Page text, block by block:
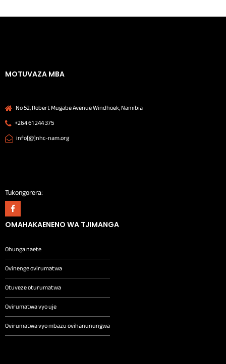
MOTUVAZA MBA
No 52, Robert Mugabe Avenue Windhoek, Namibia
+264 61 244 375
info[@]nhc-nam.org
Tukongorera:
OMAHAKAENENO WA TJIMANGA
Ohunga naete
Ovinenge ovirumatwa
Otuveze oturumatwa
Ovirumatwa vyo uje
Ovirumatwa vyo mbazu ovihanunungwa